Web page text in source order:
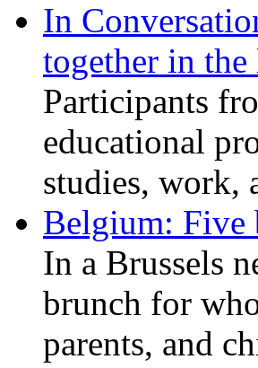
In
together in
Participants
educational
studies, work,
Belgium: Five
In a Brussels
brunch for
parents, and